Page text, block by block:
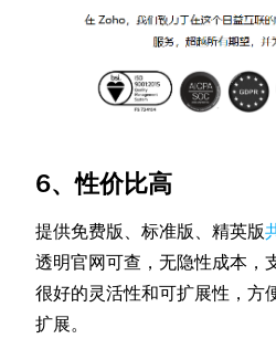
6、性价比高
提供免费版、标准版、精英版
透明官网可查，无隐性成本，
很好的灵活性和可扩展性，方
扩展。